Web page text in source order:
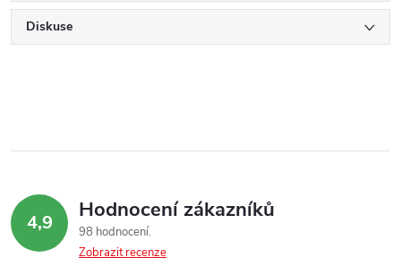
Diskuse
4,9 Hodnocení zákazníků
98 hodnocení
Zobrazit recenze